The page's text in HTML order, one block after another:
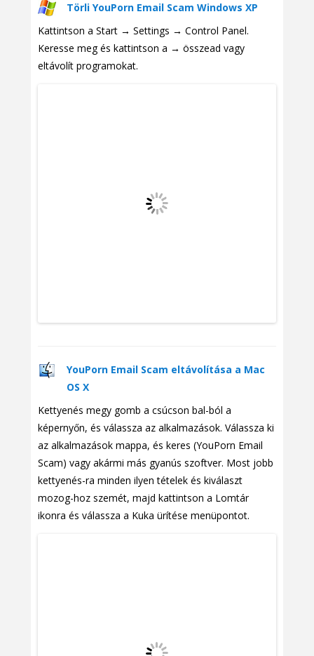
Törli YouPorn Email Scam Windows XP
Kattintson a Start → Settings → Control Panel.
Keresse meg és kattintson a → összead vagy
eltávolít programokat.
YouPorn Email Scam eltávolítása a Mac
OS X
Kettyenés megy gomb a csúcson bal-ból a
képernyőn, és válassza az alkalmazások. Válassza ki
az alkalmazások mappa, és keres (YouPorn Email
Scam) vagy akármi más gyanús szoftver. Most jobb
kettyenés-ra minden ilyen tételek és kiválaszt
mozog-hoz szemét, majd kattintson a Lomtár
ikonra és válassza a Kuka ürítése menüpontot.